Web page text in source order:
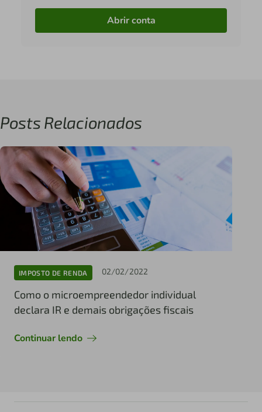
Abrir conta
Posts Relacionados
IMPOSTO DE RENDA 02/02/2022
Como o microempreendedor individual
declara IR e demais obrigações fiscais
Continuar lendo